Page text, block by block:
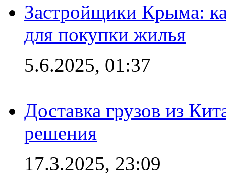
Застройщики Крыма:
для покупки жилья
5.6.2025, 01:37
Доставка грузов из
решения
17.3.2025, 23:09